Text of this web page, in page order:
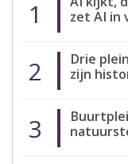
1
zet AI in
2
Drie
zijn
3